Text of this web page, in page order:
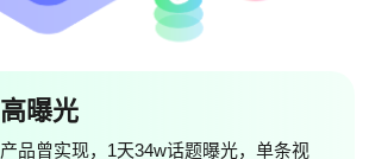
高曝光
产品曾实现，1天34w话题曝光，单条视